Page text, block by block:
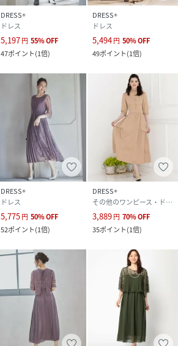
DRESS+
ドレス
5,197円 55%OFF
47ポイント(1倍)
DRESS+
ドレス
5,494円 50%OFF
49ポイント(1倍)
DRESS+
ドレス
5,775円 50%OFF
52ポイント(1倍)
DRESS+
その他のワンピース・ドレス
3,889円 70%OFF
35ポイント(1倍)